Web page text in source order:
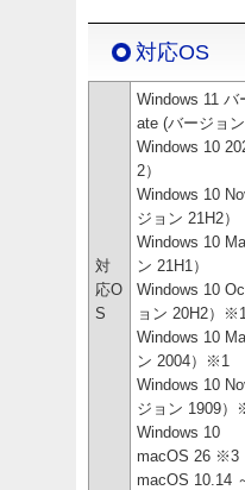
対応OS
対
応O
S
Windows 11 バ
ate (バージョ
Windows 10
2）
Windows 10
ジョン 21H2）
Windows 10
ン 21H1）
Windows 10
ョン 20H2）※1
Windows 10
ン 2004）※1
Windows 10
ジョン 1909）
Windows 10
macOS 26 ※3
macOS 10.14